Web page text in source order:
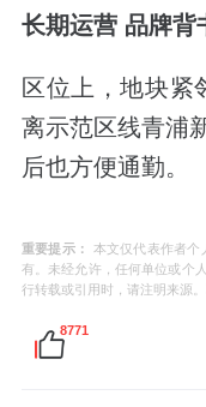
长期运营 品牌背
区位上，地块紧
离示范区线青浦
后也方便通勤。
重要提示：
本文仅代表作者个
有。未经允许，任何单位或个
行转载或引用时，请注明来源
8771